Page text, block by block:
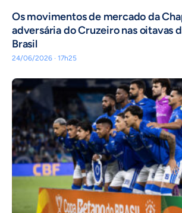
Os movimentos de mercado da
adversária do Cruzeiro nas oitavas
Brasil
24/06/2026 · 17h25